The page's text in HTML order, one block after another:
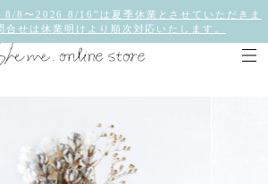
8/8〜2026 8/16”は夏季休業とさせていただきま
合せは休業明けより順次対応いたします。